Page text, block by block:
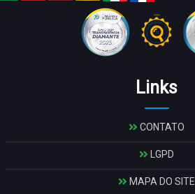
Links
CONTATO
LGPD
MAPA DO SITE